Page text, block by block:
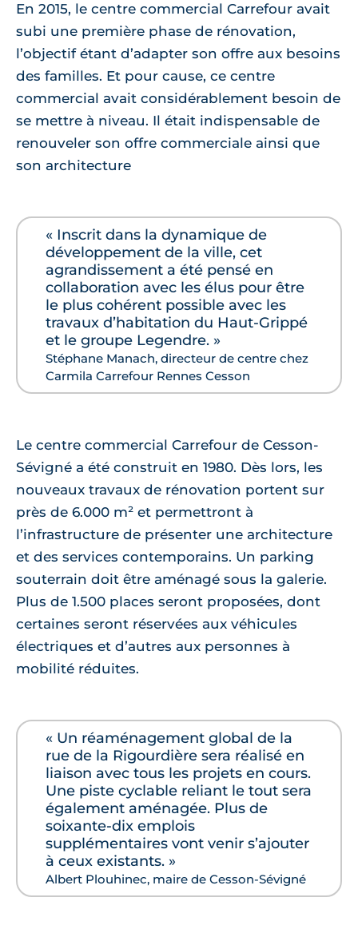
En 2015, le centre commercial Carrefour avait
subi une première phase de rénovation,
l’objectif étant d’adapter son offre aux besoins
des familles. Et pour cause, ce centre
commercial avait considérablement besoin de
se mettre à niveau. Il était indispensable de
renouveler son offre commerciale ainsi que
son architecture
« Inscrit dans la dynamique de
développement de la ville, cet
agrandissement a été pensé en
collaboration avec les élus pour être
le plus cohérent possible avec les
travaux d’habitation du Haut-Grippé
et le groupe Legendre. »
Stéphane Manach, directeur de centre chez
Carmila Carrefour Rennes Cesson
Le centre commercial Carrefour de Cesson-
Sévigné a été construit en 1980. Dès lors, les
nouveaux travaux de rénovation portent sur
près de 6.000 m² et permettront à
l’infrastructure de présenter une architecture
et des services contemporains. Un parking
souterrain doit être aménagé sous la galerie.
Plus de 1.500 places seront proposées, dont
certaines seront réservées aux véhicules
électriques et d’autres aux personnes à
mobilité réduites.
« Un réaménagement global de la
rue de la Rigourdière sera réalisé en
liaison avec tous les projets en cours.
Une piste cyclable reliant le tout sera
également aménagée. Plus de
soixante-dix emplois
supplémentaires vont venir s’ajouter
à ceux existants. »
Albert Plouhinec, maire de Cesson-Sévigné